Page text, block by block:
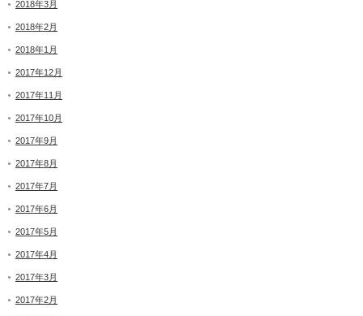
2018年3月
2018年2月
2018年1月
2017年12月
2017年11月
2017年10月
2017年9月
2017年8月
2017年7月
2017年6月
2017年5月
2017年4月
2017年3月
2017年2月